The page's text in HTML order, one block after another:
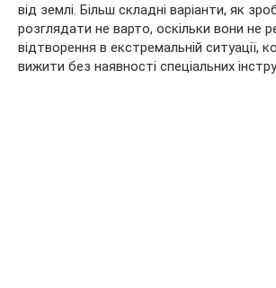
від землі. Більш складні варіанти, як
розглядати не варто, оскільки вони не
відтворення в екстремальній ситуації,
вижити без наявності спеціальних